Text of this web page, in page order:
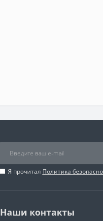
Я прочитал Политика
Наши контакты